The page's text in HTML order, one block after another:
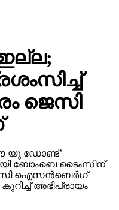
ജെസി
യു ഡോണ്ട്’
ബോംബെ ടൈംസിന്
ഐസന്‍ബെര്‍ഗ്
അഭിപ്രായം